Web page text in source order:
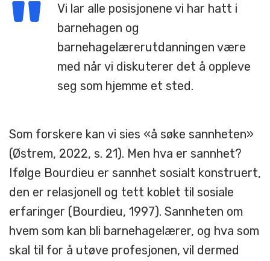
Vi lar alle posisjonene vi har hatt i
barnehagen og
barnehagelærerutdanningen være
med når vi diskuterer det å oppleve
seg som hjemme et sted.
Som forskere kan vi sies «å søke sannheten»
(Østrem, 2022, s. 21). Men hva er sannhet?
Ifølge Bourdieu er sannhet sosialt konstruert,
den er relasjonell og tett koblet til sosiale
erfaringer (Bourdieu, 1997). Sannheten om
hvem som kan bli barnehagelærer, og hva som
skal til for å utøve profesjonen, vil dermed